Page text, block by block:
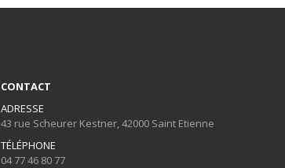
CONTACT
ADRESSE
43 rue Scheurer Kestner, 42000 Saint Etienne
TÉLÉPHONE
04 77 46 80 77